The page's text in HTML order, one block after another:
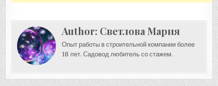
Author: Светлова Мария
Опыт работы в строительной компании более
18 лет. Садовод любитель со стажем.